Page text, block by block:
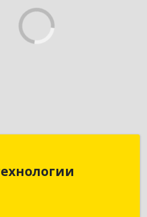
Абаканская ул, дом № 44,